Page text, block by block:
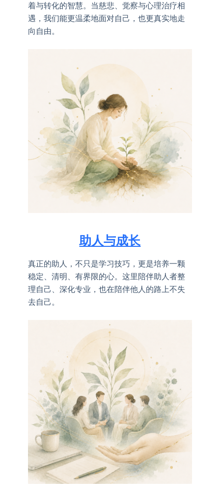
着与转化的智慧。当慈悲、觉察与心理治疗相
遇，我们能更温柔地面对自己，也更真实地走
向自由。
助人与成长
真正的助人，不只是学习技巧，更是培养一颗
稳定、清明、有界限的心。这里陪伴助人者整
理自己、深化专业，也在陪伴他人的路上不失
去自己。